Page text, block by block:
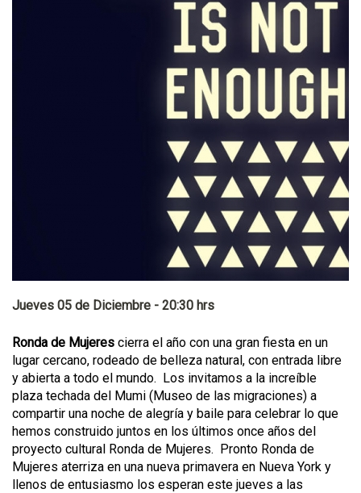
Jueves 05 de Diciembre - 20:30 hrs
Ronda de Mujeres cierra el año con una gran fiesta en un
lugar cercano, rodeado de belleza natural, con entrada libre
y abierta a todo el mundo. Los invitamos a la increíble
plaza techada del Mumi (Museo de las migraciones) a
compartir una noche de alegría y baile para celebrar lo que
hemos construido juntos en los últimos once años del
proyecto cultural Ronda de Mujeres. Pronto Ronda de
Mujeres aterriza en una nueva primavera en Nueva York y
llenos de entusiasmo los esperan este jueves a las